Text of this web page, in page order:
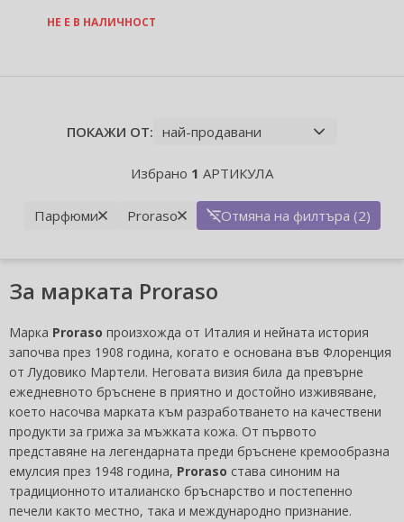
НЕ Е В НАЛИЧНОСТ
ПОКАЖИ ОТ:
Избрано 1 АРТИКУЛА
Парфюми Proraso Отмяна на филтъра (2)
За марката Proraso
Марка Proraso произхожда от Италия и нейната история
започва през 1908 година, когато е основана във Флоренция
от Лудовико Мартели. Неговата визия била да превърне
ежедневното бръснене в приятно и достойно изживяване,
което насочва марката към разработването на качествени
продукти за грижа за мъжката кожа. От първото
представяне на легендарната преди бръснене кремообразна
емулсия през 1948 година, Proraso става синоним на
традиционното италианско бръснарство и постепенно
печели както местно, така и международно признание.